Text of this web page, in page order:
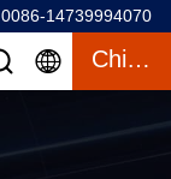
0086-14739994070
Chiacchierata